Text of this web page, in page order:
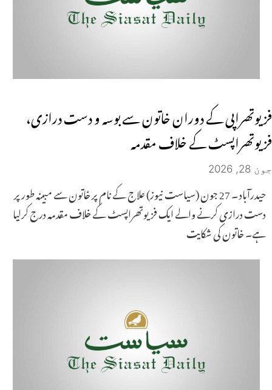
فزیوتھراپی کے دوران خاتون سے بوسہ و دست درازی،
فزیوتھراپسٹ کے خلاف مقدمہ
جون 28, 2026
حیدرآباد ۔ 27 جون (سیاست نیوز) علاج کے نام پر خاتون سے مبینہ طور پر
دست درازی کرنے والے ایک فزیوتھراپسٹ کے خلاف مقدمہ درج کرلیا
ہے۔ خاتون کی شکایت